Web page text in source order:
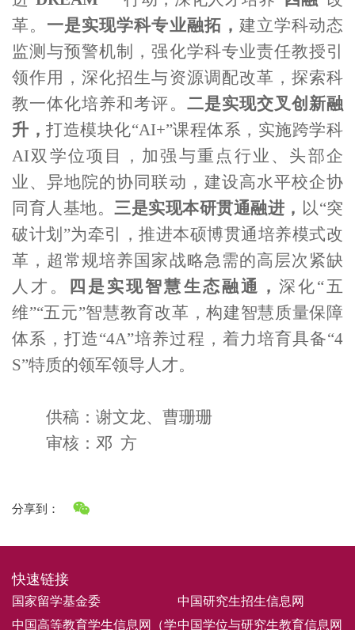
革。 一是实现学科专业融拓 ， 建立学科动态
监测与预警机制，强化学科专业责任教授引
领作用，深化招生与资源调配改革 ， 探索科
教一体化培养和考评。 二是实现交叉创新融
升 ，打造模块化“AI+”课程体系，实施跨学科
AI双学位项目，加强与重点行业、头部企
业、异地院的协同联动， 建设高水平校企协
同育人基地。三是实现本研贯通融进 ， 以“突
破计划”为牵引，推进本硕博贯通培养模式改
革，超常规培养国家战略急需的高层次紧缺
人才。
四是实现智慧生态融通 ， 深化“五
维”“五元”智慧教育改革，构建智慧质量保障
体系，打造“4A”培养过程，着力培育具备“4
S”特质的领军领导人才。
供稿：谢文龙、曹珊珊
审核：邓 方
分享到：
快速链接
国家留学基金委
中国研究生招生信息网
中国高等教育学生信息网（学中国学位与研究生教育信息网